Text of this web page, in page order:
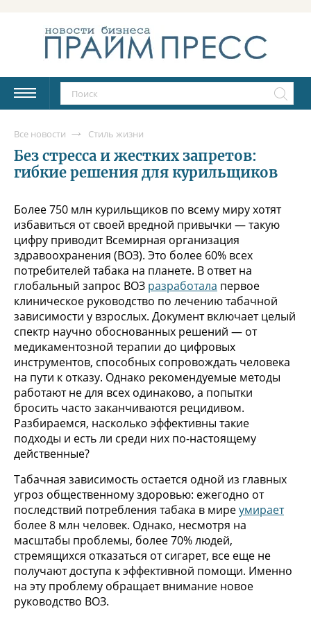
Все новости Стиль жизни
Без стресса и жестких запретов:
гибкие решения для курильщиков
Более 750 млн курильщиков по всему миру хотят
избавиться от своей вредной привычки — такую
цифру приводит Всемирная организация
здравоохранения (ВОЗ). Это более 60% всех
потребителей табака на планете. В ответ на
глобальный запрос ВОЗ разработала первое
клиническое руководство по лечению табачной
зависимости у взрослых. Документ включает целый
спектр научно обоснованных решений — от
медикаментозной терапии до цифровых
инструментов, способных сопровождать человека
на пути к отказу. Однако рекомендуемые методы
работают не для всех одинаково, а попытки
бросить часто заканчиваются рецидивом.
Разбираемся, насколько эффективны такие
подходы и есть ли среди них по-настоящему
действенные?
Табачная зависимость остается одной из главных
угроз общественному здоровью: ежегодно от
последствий потребления табака в миреумирает
более 8 млн человек. Однако, несмотря на
масштабы проблемы, более 70% людей,
стремящихся отказаться от сигарет, все еще не
получают доступа к эффективной помощи. Именно
на эту проблему обращает внимание новое
руководство ВОЗ.